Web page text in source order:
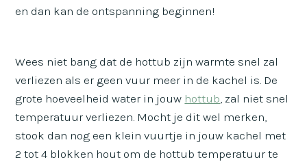
en dan kan de ontspanning beginnen!
Wees niet bang dat de hottub zijn warmte snel zal
verliezen als er geen vuur meer in de kachel is. De
grote hoeveelheid water in jouw hottub , zal niet snel
temperatuur verliezen. Mocht je dit wel merken,
stook dan nog een klein vuurtje in jouw kachel met
2 tot 4 blokken hout om de hottub temperatuur te